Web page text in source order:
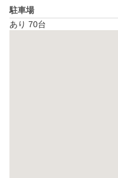
駐車場
あり 70台